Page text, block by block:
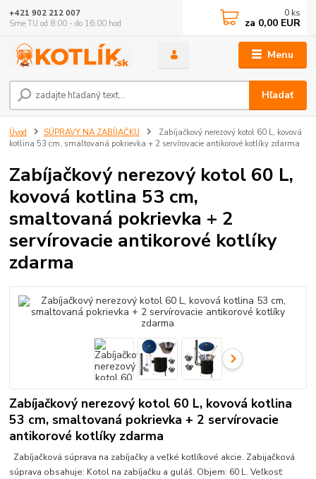
Menu
Hľadať
+421 902 212 007
Sme TU od 8:00 - do 16:00 hod
0 ks
za 0,00 EUR
Úvod SÚPRAVY NA ZABÍJAČKU
Zabíjačkový nerezový kotol 60 L, kovová
kotlina 53 cm, smaltovaná pokrievka + 2 servírovacie antikorové kotlíky zdarma
Zabíjačkový nerezový kotol 60 L,
kovová kotlina 53 cm,
smaltovaná pokrievka + 2
servírovacie antikorové kotlíky
zdarma
Zabíjačkový nerezový kotol 60 L, kovová kotlina
53 cm, smaltovaná pokrievka + 2 servírovacie
antikorové kotlíky zdarma
Zabíjačková súprava na zabíjačky a veľké kotlíkové akcie. Zabijačková
súprava obsahuje: Kotol na zabíjačku a guláš. Objem: 60 L. Veľkosť: